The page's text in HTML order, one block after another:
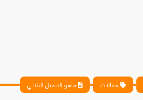
مقالات ماهو الايميل الثلاتي